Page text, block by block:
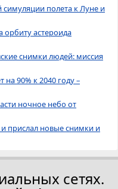
симуляции полета к Луне и
орбиту астероида
снимки людей: миссия
90% к 2040 году –
ночное небо от
и прислал новые снимки и
сетях.